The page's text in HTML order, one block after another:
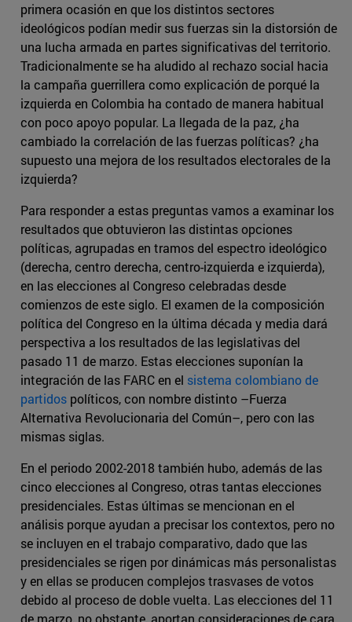
primera ocasión en que los distintos sectores
ideológicos podían medir sus fuerzas sin la distorsión de
una lucha armada en partes significativas del territorio.
Tradicionalmente se ha aludido al rechazo social hacia
la campaña guerrillera como explicación de porqué la
izquierda en Colombia ha contado de manera habitual
con poco apoyo popular. La llegada de la paz, ¿ha
cambiado la correlación de las fuerzas políticas? ¿ha
supuesto una mejora de los resultados electorales de la
izquierda?
Para responder a estas preguntas vamos a examinar los
resultados que obtuvieron las distintas opciones
políticas, agrupadas en tramos del espectro ideológico
(derecha, centro derecha, centro-izquierda e izquierda),
en las elecciones al Congreso celebradas desde
comienzos de este siglo. El examen de la composición
política del Congreso en la última década y media dará
perspectiva a los resultados de las legislativas del
pasado 11 de marzo. Estas elecciones suponían la
integración de las FARC en el sistema colombiano de
partidos políticos, con nombre distinto –Fuerza
Alternativa Revolucionaria del Común–, pero con las
mismas siglas.
En el periodo 2002-2018 también hubo, además de las
cinco elecciones al Congreso, otras tantas elecciones
presidenciales. Estas últimas se mencionan en el
análisis porque ayudan a precisar los contextos, pero no
se incluyen en el trabajo comparativo, dado que las
presidenciales se rigen por dinámicas más personalistas
y en ellas se producen complejos trasvases de votos
debido al proceso de doble vuelta. Las elecciones del 11
de marzo, no obstante, aportan consideraciones de cara